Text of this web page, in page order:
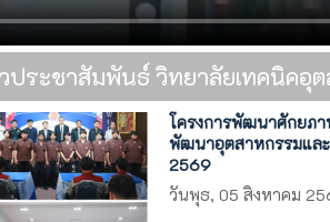
ประชาสัมพันธ์ วิทยาลัยเทคนิคอุ
โครงการพัฒนาศักยภ
พัฒนาอุตสาหกรรมแล
2569
วันพุธ, 05 สิงหาคม